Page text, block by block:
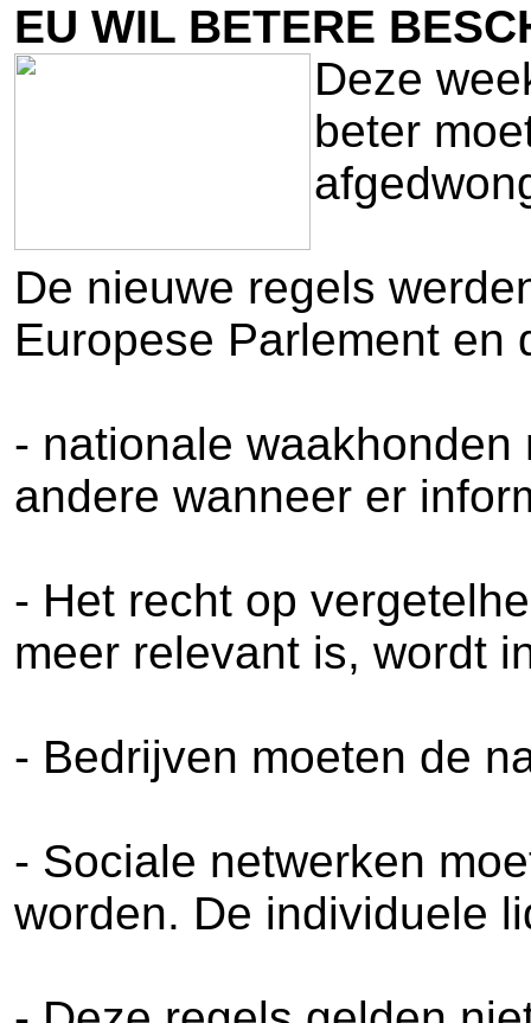
EU WIL BETERE
Deze
beter
De nieuwe regels
Europese Parlement en
- nationale
andere wanneer er
- Het recht op
meer relevant is, wordt
- Bedrijven moeten de
- Sociale netwerken
worden. De individuele